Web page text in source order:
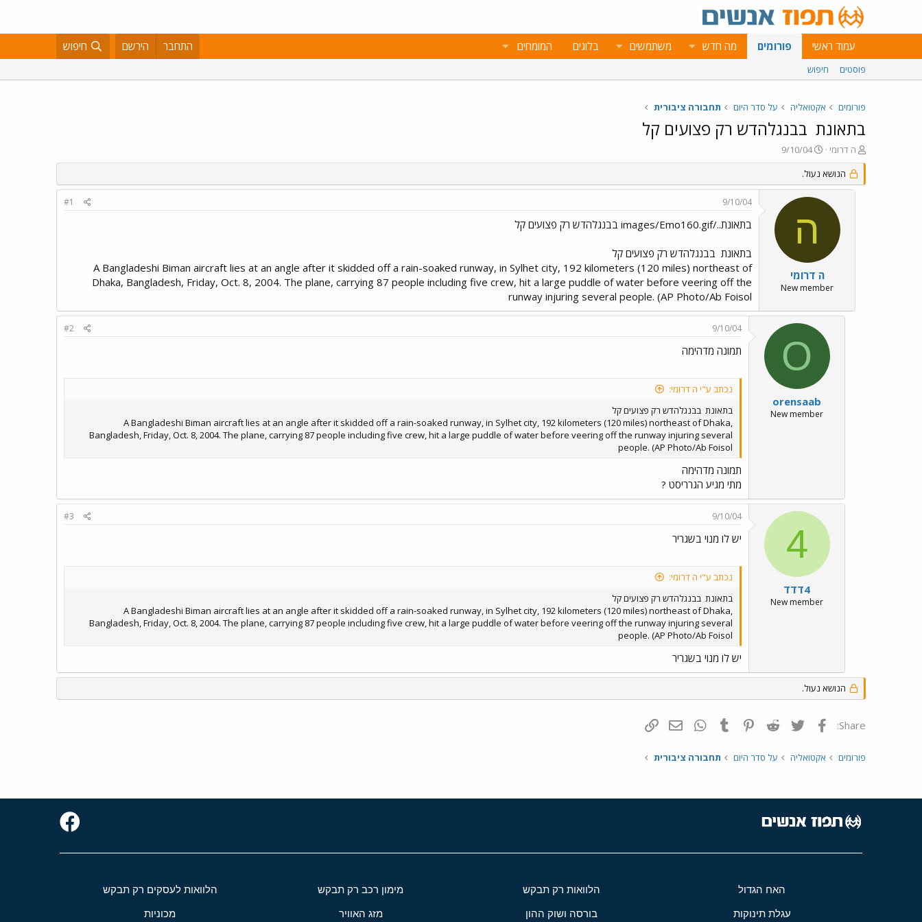
עמוד ראשי פורומים מה חדש משתמשים בלוגים המומחים התחבר הירשם חיפוש
פוסטים חיפוש
פורומים אקטואליה על סדר היום תחבורה ציבורית
בתאונת בבנגלהדש רק פצועים קל
פ
ו
ת
ח
ה דרומי
פ
ו
ר
ס
ם
ת
י
ך
9/10/04
הנושא נעול.
ה
ה דרומי
New member
9/10/04
#1
בתאונת../images/Emo160.gif בבנגלהדש רק פצועים קל
בתאונת בבנגלהדש רק פצועים קל
A Bangladeshi Biman aircraft lies at an angle after it skidded off a rain-soaked runway, in Sylhet city, 192 kilometers (120 miles) northeast of
Dhaka, Bangladesh, Friday, Oct. 8, 2004. The plane, carrying 87 people including five crew, hit a large puddle of water before veering off the
runway injuring several people. (AP Photo/Ab Foisol
O
orensaab
New member
9/10/04
#2
תמונה מדהימה
נכתב ע"י ה דרומי:
בתאונת בבנגלהדש רק פצועים קל
A Bangladeshi Biman aircraft lies at an angle after it skidded off a rain-soaked runway, in Sylhet city, 192 kilometers (120 miles) northeast of Dhaka,
Bangladesh, Friday, Oct. 8, 2004. The plane, carrying 87 people including five crew, hit a large puddle of water before veering off the runway injuring several
people. (AP Photo/Ab Foisol
תמונה מדהימה
מתי מגיע הגרריסט ?
4
4דדד
New member
9/10/04
#3
יש לו מנוי בשגריר
נכתב ע"י ה דרומי:
בתאונת בבנגלהדש רק פצועים קל
A Bangladeshi Biman aircraft lies at an angle after it skidded off a rain-soaked runway, in Sylhet city, 192 kilometers (120 miles) northeast of Dhaka,
Bangladesh, Friday, Oct. 8, 2004. The plane, carrying 87 people including five crew, hit a large puddle of water before veering off the runway injuring several
people. (AP Photo/Ab Foisol
יש לו מנוי בשגריר
הנושא נעול.
Share: פייסבוק Twitter
Reddit
Pinterest
Tumblr
WhatsAppדואר אלקטרוני
פורומים אקטואליה על סדר היום תחבורה ציבורית
האח הגדול הלוואות רק תבקש מימון רכב רק תבקש הלוואות לעסקים רק תבקש
עגלת תינוקות בורסה ושוק ההון מזג האוויר מכוניות